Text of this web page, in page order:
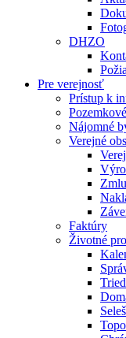
DHZO
Pre verejnosť
Prístup k
Nájomné
Verejné
Faktúry
Životné